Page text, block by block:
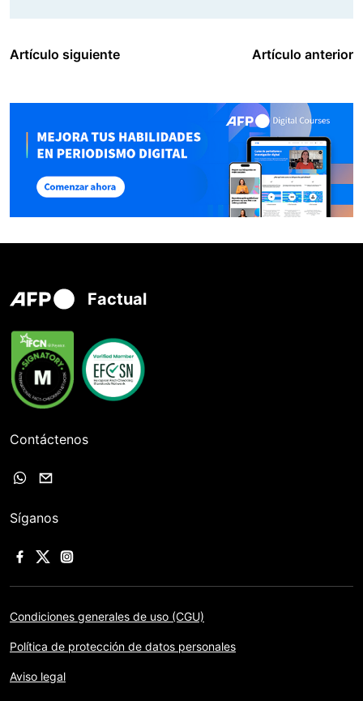
Artículo siguiente Artículo anterior
Factual
Contáctenos
Síganos
Condiciones generales de uso (CGU)
Política de protección de datos personales
Aviso legal